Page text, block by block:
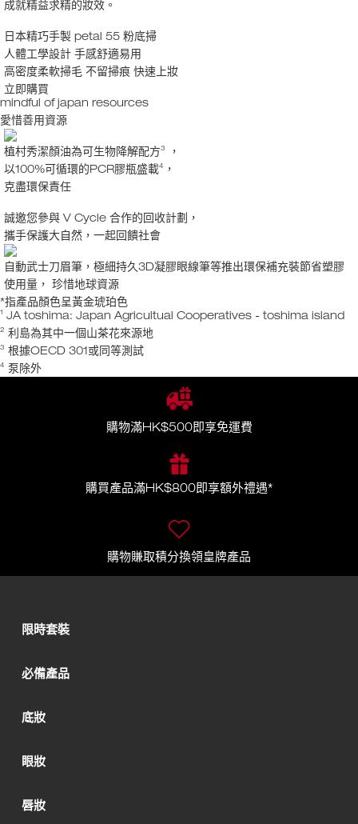
成就精益求精的妝效。
日本精巧手製 petal 55 粉底掃
人體工學設計 手感舒適易用
高密度柔軟掃毛 不留掃痕 快速上妝
立即購買
mindful of japan resources
愛惜善用資源
植村秀潔顏油為可生物降解配方 3
，
以100%可循環的PCR膠瓶盛載4
，
克盡環保責任
誠邀您參與 V Cycle 合作的回收計劃，
攜手保護大自然，一起回饋社會
自動武士刀眉筆，極細持久3D凝膠眼線筆等推出環保補充裝節省塑膠
使用量， 珍惜地球資源
*指產品顏色呈黃金琥珀色
1 JA toshima: Japan Agricultual Cooperatives - toshima island
2 利島為其中一個山茶花來源地
3 根據OECD 301或同等測試
4 泵除外
購物滿HK$500即享免運費
購買產品滿HK$800即享額外禮遇*
購物賺取積分換領皇牌產品
限時套裝
必備產品
底妝
眼妝
唇妝